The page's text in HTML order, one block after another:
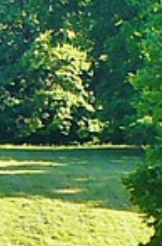
swoje
trudniejszy, niż się
gatunków sprawia,
tego trunku miewają